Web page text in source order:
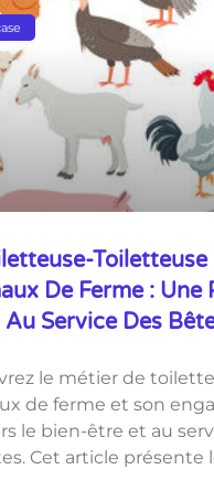
Toiletteuse
De Ferme : Une
Au Service Des
le métier de
de ferme et son
le bien-être et au
Cet article présente